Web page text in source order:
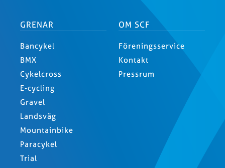
GRENAR
Bancykel
BMX
Cykelcross
E-cycling
Gravel
Landsväg
Mountainbike
Paracykel
Trial
OM SCF
Föreningsservice
Kontakt
Pressrum